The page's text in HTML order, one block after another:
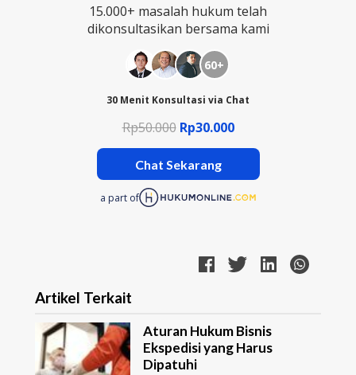
15.000+ masalah hukum telah
dikonsultasikan bersama kami
60+
30 Menit Konsultasi via Chat
Rp50.000 Rp30.000
Chat Sekarang
a part of
Artikel Terkait
Aturan Hukum Bisnis
Ekspedisi yang Harus
Dipatuhi